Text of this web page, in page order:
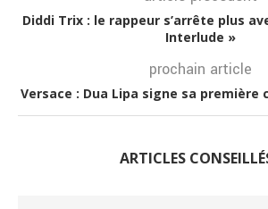
Diddi Trix : le rappeur s’arrête plus
Interlude »
prochain article
Versace : Dua Lipa signe sa première
ARTICLES